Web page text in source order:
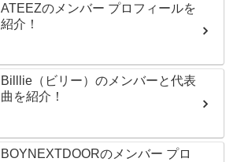
ATEEZのメンバー プロフィールを
紹介！
Billlie（ビリー）のメンバーと代表
曲を紹介！
BOYNEXTDOORのメンバー プロ